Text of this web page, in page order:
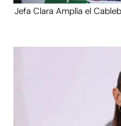
Jefa Clara Amplía el